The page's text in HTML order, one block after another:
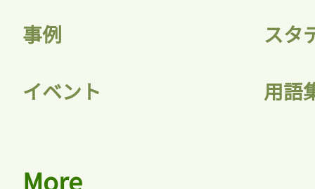
記事をお気に入りに
事例 スタ
イベント 用語
More